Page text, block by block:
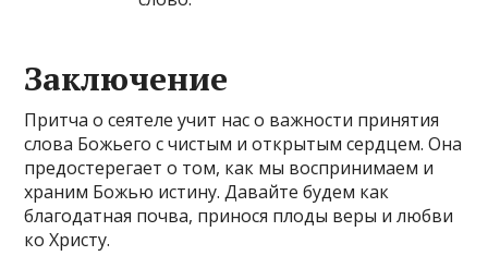
Заключение
Притча о сеятеле учит нас о важности принятия
слова Божьего с чистым и открытым сердцем. Она
предостерегает о том, как мы воспринимаем и
храним Божью истину. Давайте будем как
благодатная почва, принося плоды веры и любви
ко Христу.